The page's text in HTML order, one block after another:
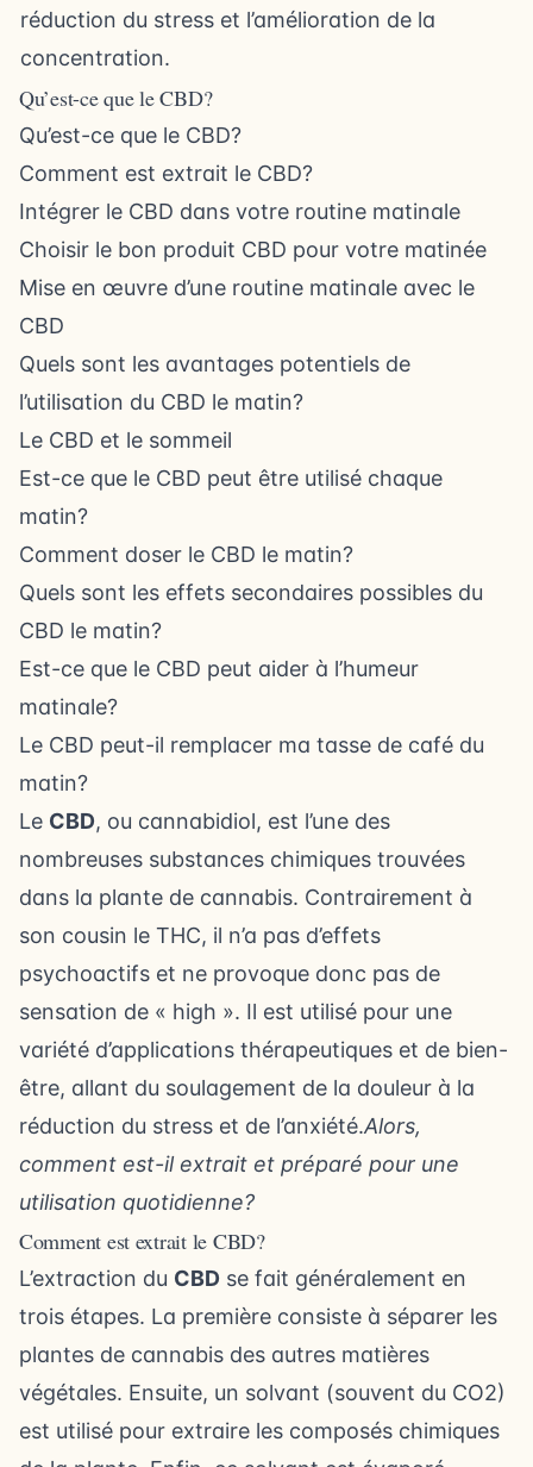
réduction du stress et l’amélioration de la
concentration.
Qu’est-ce que le CBD?
Qu’est-ce que le CBD?
Comment est extrait le CBD?
Intégrer le CBD dans votre routine matinale
Choisir le bon produit CBD pour votre matinée
Mise en œuvre d’une routine matinale avec le
CBD
Quels sont les avantages potentiels de
l’utilisation du CBD le matin?
Le CBD et le sommeil
Est-ce que le CBD peut être utilisé chaque
matin?
Comment doser le CBD le matin?
Quels sont les effets secondaires possibles du
CBD le matin?
Est-ce que le CBD peut aider à l’humeur
matinale?
Le CBD peut-il remplacer ma tasse de café du
matin?
Le CBD, ou cannabidiol, est l’une des
nombreuses substances chimiques trouvées
dans la plante de cannabis. Contrairement à
son cousin le THC, il n’a pas d’effets
psychoactifs et ne provoque donc pas de
sensation de « high ». Il est utilisé pour une
variété d’applications thérapeutiques et de bien-
être, allant du soulagement de la douleur à la
réduction du stress et de l’anxiété.Alors,
comment est-il extrait et préparé pour une
utilisation quotidienne?
Comment est extrait le CBD?
L’extraction du CBD se fait généralement en
trois étapes. La première consiste à séparer les
plantes de cannabis des autres matières
végétales. Ensuite, un solvant (souvent du CO2)
est utilisé pour extraire les composés chimiques